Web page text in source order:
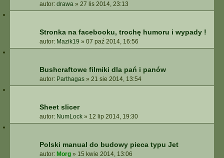
autor: drawa » 27 lis 2014, 23:13
Stronka na facebooku, trochę humoru i wypady !
autor: Mazik19 » 07 paź 2014, 16:56
Bushcraftowe filmiki dla pań i panów
autor: Parthagas » 21 sie 2014, 13:54
Sheet slicer
autor: NumLock » 12 lip 2014, 19:30
Polski manual do budowy pieca typu Jet
autor: Morg » 15 kwie 2014, 13:06